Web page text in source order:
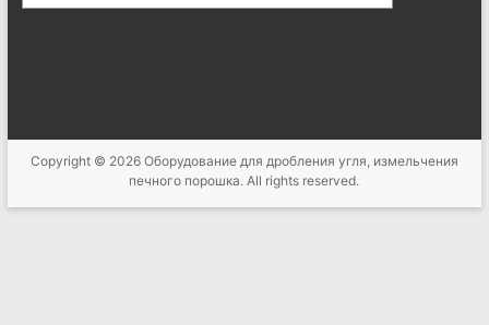
Copyright © 2026 Оборудование для дробления угля, измельчения
печного порошка. All rights reserved.